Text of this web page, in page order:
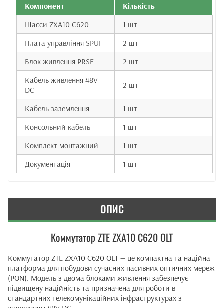
Компонент
Кількість
Шасси ZXA10 C620
1 шт
Плата управління SPUF
2 шт
Блок живлення PRSF
2 шт
Кабель живлення 48V
DC
2 шт
Кабель заземлення
1 шт
Консольний кабель
1 шт
Комплект монтажний
1 шт
Документація
1 шт
ОПИС
Коммутатор ZTE ZXA10 C620 OLT
Коммутатор ZTE ZXA10 C620 OLT — це компактна та надійна
платформа для побудови сучасних пасивних оптичних мереж
(PON). Модель з двома блоками живлення забезпечує
підвищену надійність та призначена для роботи в
стандартних телекомунікаційних інфраструктурах з